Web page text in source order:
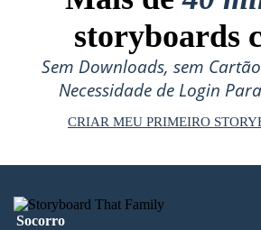
storyboards
Sem Downloads, sem
Necessidade de Login
CRIAR MEU PRIMEIRO
Socorro